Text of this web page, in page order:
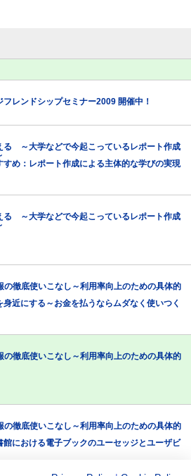
フレンドシップセミナー2009 開催中！
る ～大学などで今起こっているレポート作成
すめ：レポート作成による主体的な学びの実現
る ～大学などで今起こっているレポート作成
徹底使いこなし～利用率向上のための具体的
身近にする～お金を払うならムダなく使いつく
徹底使いこなし～利用率向上のための具体的
徹底使いこなし～利用率向上のための具体的
館における電子ブックのユーセッジとユーザビ